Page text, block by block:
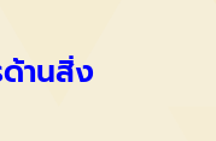
านสิ่ง